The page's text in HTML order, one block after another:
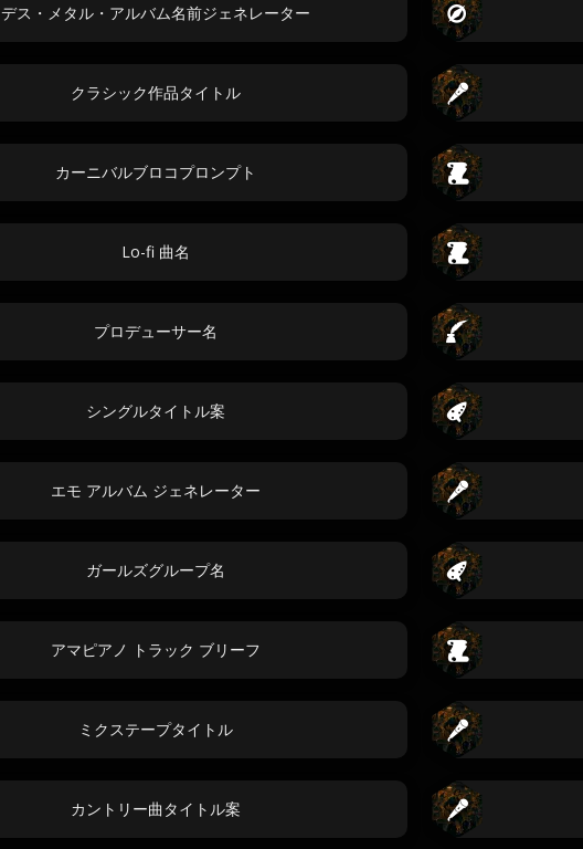
デス・メタル・アルバム名前ジェネレーター
クラシック作品タイトル
カーニバルブロコプロンプト
Lo-fi 曲名
プロデューサー名
シングルタイトル案
エモ アルバム ジェネレーター
ガールズグループ名
アマピアノ トラック ブリーフ
ミクステープタイトル
カントリー曲タイトル案